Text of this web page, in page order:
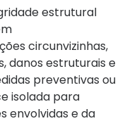
estrutural
circunvizinhas,
danos estruturais e
preventivas ou
isolada para
envolvidas e da